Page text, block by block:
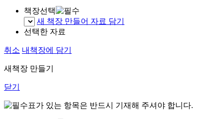
책장선택
새 책장 만들어 자료 담기
선택한 자료
취소 내책장에 담기
새책장 만들기
닫기
표가 있는 항목은 반드시 기재해 주셔야 합니다.